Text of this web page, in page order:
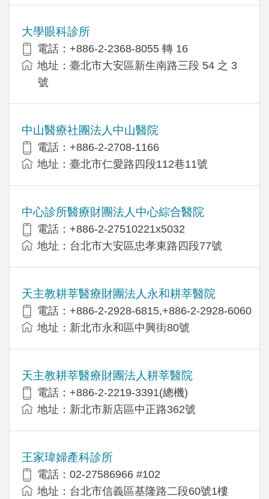
大學眼科診所
電話：+886-2-2368-8055 轉 16
地址：臺北市大安區新生南路三段 54 之 3
號
中山醫療社團法人中山醫院
電話：+886-2-2708-1166
地址：臺北市仁愛路四段112巷11號
中心診所醫療財團法人中心綜合醫院
電話：+886-2-27510221x5032
地址：台北市大安區忠孝東路四段77號
天主教耕莘醫療財團法人永和耕莘醫院
電話：+886-2-2928-6815,+886-2-2928-6060
地址：新北市永和區中興街80號
天主教耕莘醫療財團法人耕莘醫院
電話：+886-2-2219-3391(總機)
地址：新北市新店區中正路362號
王家瑋婦產科診所
電話：02-27586966 #102
地址：台北市信義區基隆路二段60號1樓